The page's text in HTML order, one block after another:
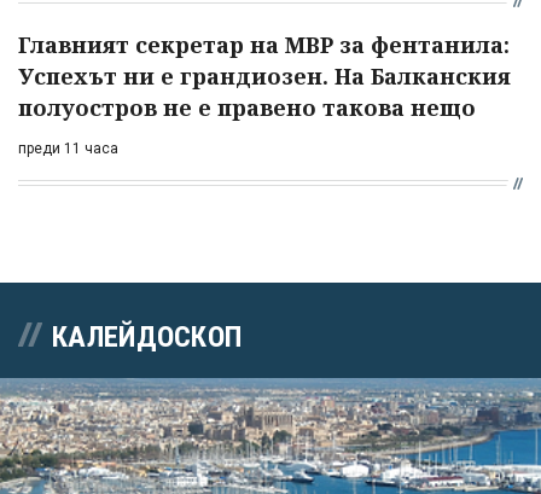
Главният секретар на МВР за фентанила:
Успехът ни е грандиозен. На Балканския
полуостров не е правено такова нещо
преди 11 часа
КАЛЕЙДОСКОП